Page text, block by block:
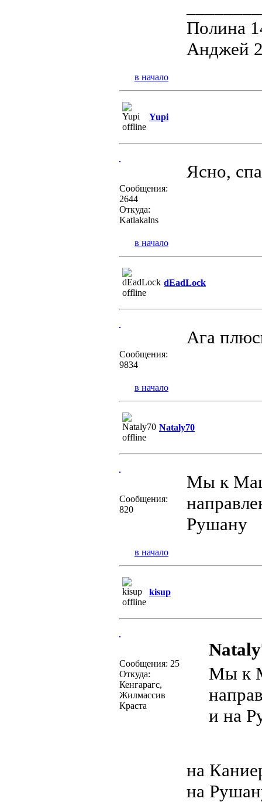
Полина
Анджей
в начало
Yupi
Сообщения:
2644
Откуда:
Katlakalns
Ясно,
в начало
dEadLock
Сообщения:
9834
Ага
в начало
Nataly70
Сообщения:
820
Мы к
Рушану
в начало
kisup
Сообщения: 25
Откуда:
Кенгарагс,
Жилмассив
Краста
Мы к
и на
на
на